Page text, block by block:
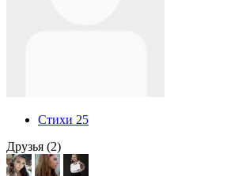
Стихи 25
Друзья (2)